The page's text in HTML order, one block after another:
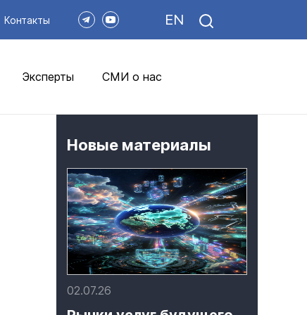
Контакты EN
Эксперты СМИ о нас
Новые материалы
02.07.26